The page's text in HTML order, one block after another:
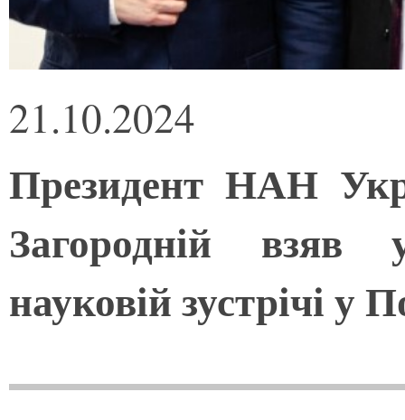
21.10.2024
Президент НАН
Загородній взяв
науковій зустрічі у